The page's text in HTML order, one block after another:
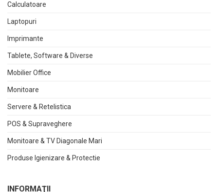
Calculatoare
Laptopuri
Imprimante
Tablete, Software & Diverse
Mobilier Office
Monitoare
Servere & Retelistica
POS & Supraveghere
Monitoare & TV Diagonale Mari
Produse Igienizare & Protectie
INFORMAŢII